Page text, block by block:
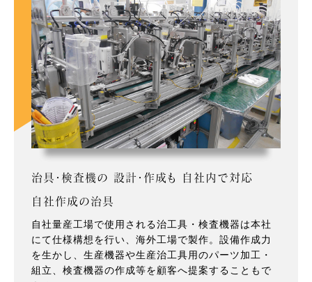
治具・検査機の 設計・作成も 自社内で対応
自社作成の治具
自社量産工場で使用される治工具・検査機器は本社
にて仕様構想を行い、海外工場で製作。設備作成力
を生かし、生産機器や生産治工具用のパーツ加工・
組立、検査機器の作成等を顧客へ提案することもで